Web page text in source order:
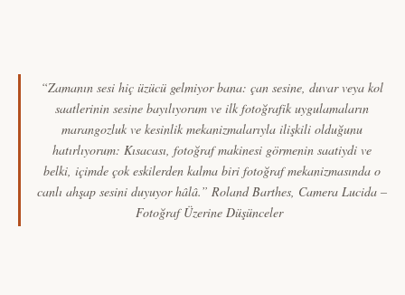
“Zamanın sesi hiç üzücü gelmiyor bana: çan sesine, duvar veya kol
saatlerinin sesine bayılıyorum ve ilk fotoğrafik uygulamaların
marangozluk ve kesinlik mekanizmalarıyla ilişkili olduğunu
hatırlıyorum: Kısacası, fotoğraf makinesi görmenin saatiydi ve
belki, içimde çok eskilerden kalma biri fotoğraf mekanizmasında o
canlı ahşap sesini duyuyor hâlâ.” Roland Barthes, Camera Lucida –
Fotoğraf Üzerine Düşünceler